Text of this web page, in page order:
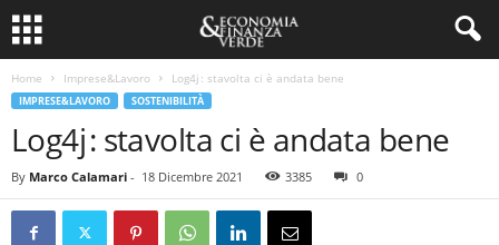
Home Imprese&Lavoro Log4j : stavolta ci è andata bene
IMPRESE&LAVORO SOSTENIBILITÀ
Log4j : stavolta ci è andata bene
By Marco Calamari - 18 Dicembre 2021 3385 0